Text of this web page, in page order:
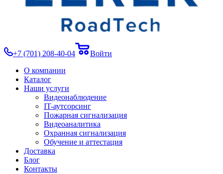
+7 (701) 208-40-04
Войти
О компании
Каталог
Наши услуги
Видеонаблюдение
IT-аутсорсинг
Пожарная сигнализация
Видеоаналитика
Охранная сигнализация
Обучение и аттестация
Доставка
Блог
Контакты